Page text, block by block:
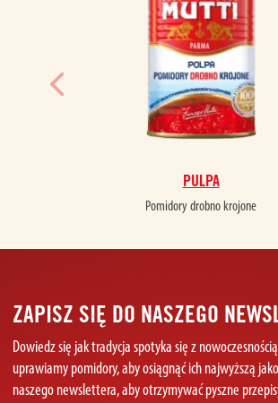
PULPA
Pomidory drobno krojone
ZAPISZ SIĘ DO NASZEGO
Dowiedz się jak tradycja spotyka się z
uprawiamy pomidory, aby osiągnąć ich najwyższą
naszego newslettera, aby otrzymywać pyszne